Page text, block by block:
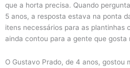
que a horta precisa. Quando
5 anos, a resposta estava na ponta
itens necessários para as plantinhas
ainda contou para a gente que gosta
O Gustavo Prado, de 4 anos, gostou